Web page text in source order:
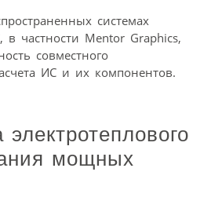
системах
в частности Mentor Graphics,
совместного
ИС и их компонентов.
мощных